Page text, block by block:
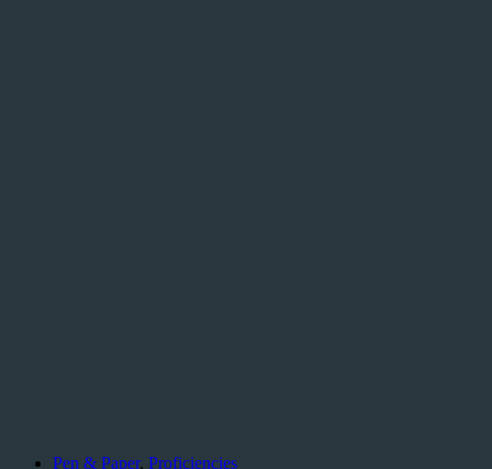
Pen & Paper, Proficiencies